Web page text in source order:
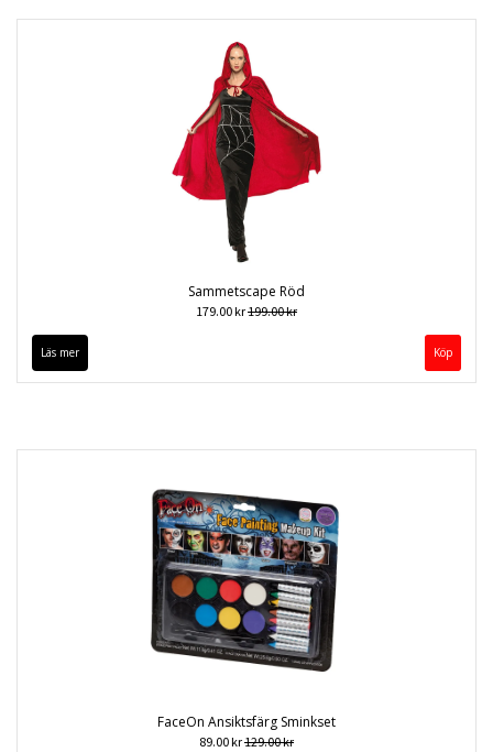
Sammetscape Röd
179.00 kr199.00 kr
Läs mer
FaceOn Ansiktsfärg Sminkset
89.00 kr129.00 kr